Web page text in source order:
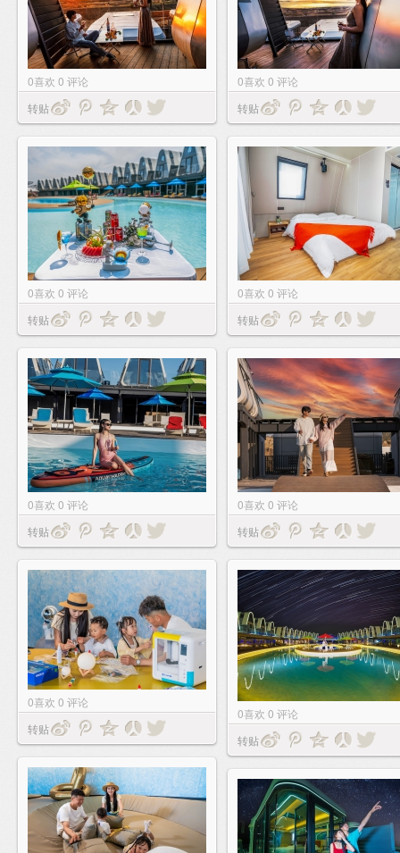
0喜欢 0 评论
转贴
0喜欢 0 评论
转贴
0喜欢 0 评论
转贴
0喜欢 0 评论
转贴
0喜欢 0 评论
转贴
0喜欢 0 评论
转贴
0喜欢 0 评论
转贴
0喜欢 0 评论
转贴